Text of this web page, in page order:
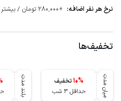
نرخ هر نفر اضافه: +280٬000 تومان / بیشتر از 2 نفر
تخفیف‌ها
میان مدت 10%
تخفیف
حداقل 3 شب
بلند مدت